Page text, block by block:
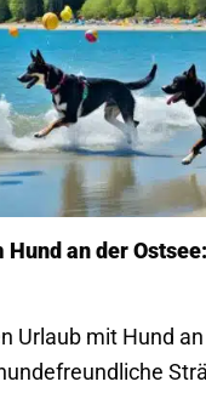
Hund an der
Urlaub mit Hund